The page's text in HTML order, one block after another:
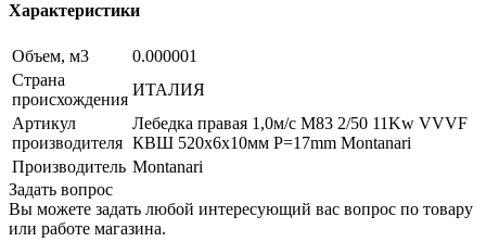
Характеристики
Объем, м3
0.000001
Страна
происхождения
ИТАЛИЯ
Артикул
производителя
Лебедка правая 1,0м/с M83 2/50 11Kw VVVF
КВШ 520х6x10мм P=17mm Montanari
Производитель Montanari
Задать вопрос
Вы можете задать любой интересующий вас вопрос по товару
или работе магазина.